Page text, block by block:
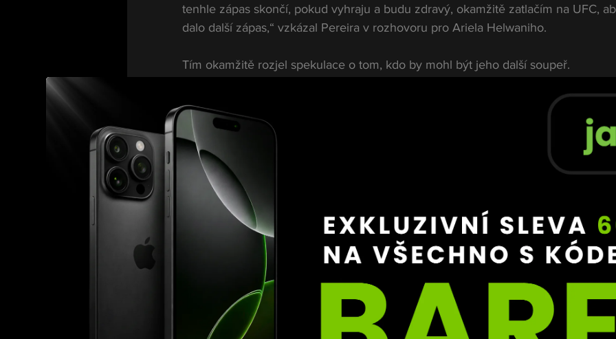
tenhle zápas skončí, pokud vyhraju a budu zdravý, okamžitě zatlačím na UFC,
dalo další zápas,“ vzkázal Pereira v rozhovoru pro Ariela Helwaniho.
Tím okamžitě rozjel spekulace o tom, kdo by mohl být jeho další soupeř.
Jedním z nejhlasitějších kandidátů je Josh Hokit, který se v posledních týdnech
několikrát navezl právě do Pereiry. Fanoušci proto čekali ostrou odpověď.
Jenže Brazilec zvolil jiný přístup.
„Po tom, co ten člověk předvedl, o něm ani nechci mluvit. Ostatním soupeřům
respekt. Pomáhám budovat zápasy. Ale jeho nechám jít vlastní cestou.“